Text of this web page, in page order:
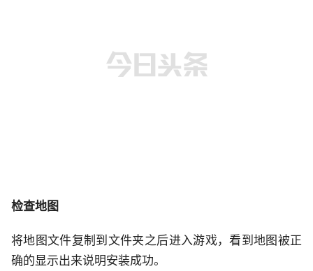
检查地图
将地图文件复制到文件夹之后进入游戏，看到地图被正
确的显示出来说明安装成功。